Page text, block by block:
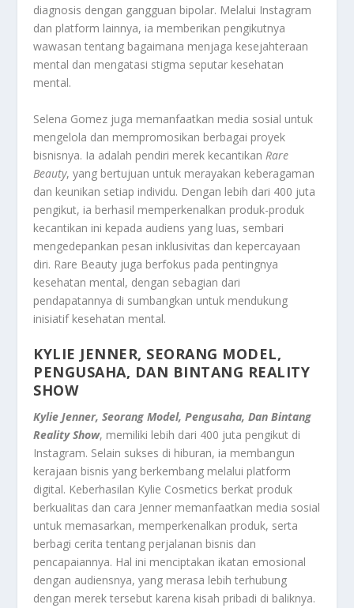
diagnosis dengan gangguan bipolar. Melalui Instagram
dan platform lainnya, ia memberikan pengikutnya
wawasan tentang bagaimana menjaga kesejahteraan
mental dan mengatasi stigma seputar kesehatan
mental.
Selena Gomez juga memanfaatkan media sosial untuk
mengelola dan mempromosikan berbagai proyek
bisnisnya. Ia adalah pendiri merek kecantikan Rare
Beauty, yang bertujuan untuk merayakan keberagaman
dan keunikan setiap individu. Dengan lebih dari 400 juta
pengikut, ia berhasil memperkenalkan produk-produk
kecantikan ini kepada audiens yang luas, sembari
mengedepankan pesan inklusivitas dan kepercayaan
diri. Rare Beauty juga berfokus pada pentingnya
kesehatan mental, dengan sebagian dari
pendapatannya di sumbangkan untuk mendukung
inisiatif kesehatan mental.
KYLIE JENNER, SEORANG MODEL,
PENGUSAHA, DAN BINTANG REALITY
SHOW
Kylie Jenner, Seorang Model, Pengusaha, Dan Bintang
Reality Show, memiliki lebih dari 400 juta pengikut di
Instagram. Selain sukses di hiburan, ia membangun
kerajaan bisnis yang berkembang melalui platform
digital. Keberhasilan Kylie Cosmetics berkat produk
berkualitas dan cara Jenner memanfaatkan media sosial
untuk memasarkan, memperkenalkan produk, serta
berbagi cerita tentang perjalanan bisnis dan
pencapaiannya. Hal ini menciptakan ikatan emosional
dengan audiensnya, yang merasa lebih terhubung
dengan merek tersebut karena kisah pribadi di baliknya.